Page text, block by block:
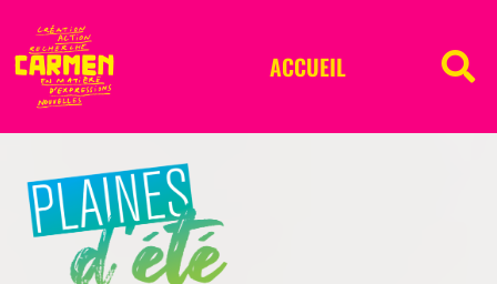
ACCUEIL